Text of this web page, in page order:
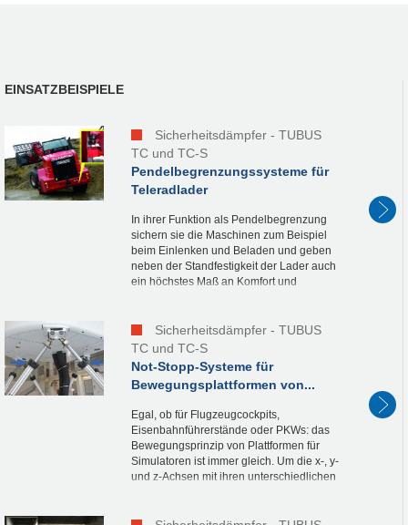
EINSATZBEISPIELE
Sicherheitsdämpfer - TUBUS
TC und TC-S
Pendelbegrenzungssysteme für
Teleradlader
In ihrer Funktion als Pendelbegrenzung
sichern sie die Maschinen zum Beispiel
beim Einlenken und Beladen und geben
neben der Standfestigkeit der Lader auch
ein höchstes Maß an Komfort und
Sicherheitsdämpfer - TUBUS
TC und TC-S
Not-Stopp-Systeme für
Bewegungsplattformen von...
Egal, ob für Flugzeugcockpits,
Eisenbahnführerstände oder PKWs: das
Bewegungsprinzip von Plattformen für
Simulatoren ist immer gleich. Um die x-, y-
und z-Achsen mit ihren unterschiedlichen